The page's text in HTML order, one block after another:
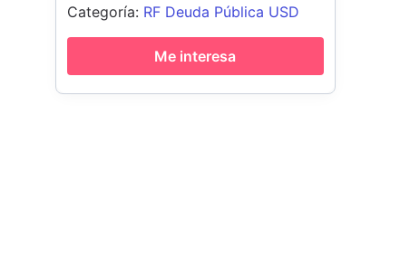
Management Ireland - ETF
Categoría: RF Deuda Pública USD
Me interesa